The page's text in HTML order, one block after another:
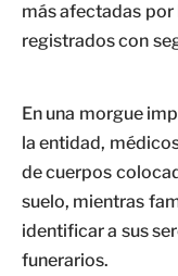
más afectadas
registrados con
En una morgue
la entidad,
de cuerpos
suelo, mientras
identificar a sus
funerarios.